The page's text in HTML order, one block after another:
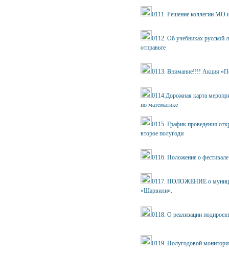
0111. Решение коллегии МО
0112. Об учебниках русской
отправьте
0113. Внимание!!!! Акция
0114.Дорожная карта
по математике
0115. График проведения
второе полугоди
0116. Положение о фестивале
0117. ПОЛОЖЕНИЕ о
«Шарвили».
0118. О реализации
0119. Полугодовой